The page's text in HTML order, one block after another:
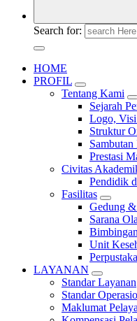
Search for:
HOME
PROFIL
Tentang Kami
Sejarah
Logo,
Struktur
Prestasi
Civitas
Pendidik
Fasilitas
Gedung
Sarana
Unit
LAYANAN
Standar Layanan
Standar
Maklumat